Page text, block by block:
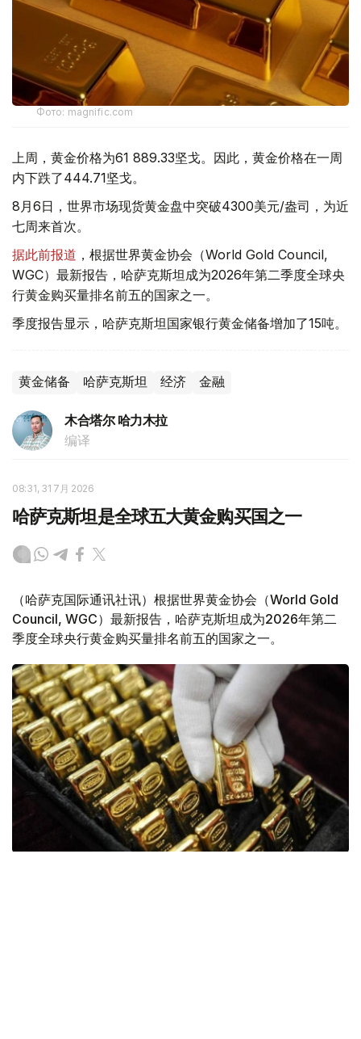
Фото: magnific.com
上周，黄金价格为61 889.33坚戈。因此，黄金价格在一周
内下跌了444.71坚戈。
8月6日，世界市场现货黄金盘中突破4300美元/盎司，为近
七周来首次。
据此前报道 ，根据世界黄金协会（World Gold Council,
WGC）最新报告，哈萨克斯坦成为2026年第二季度全球央
行黄金购买量排名前五的国家之一。
季度报告显示，哈萨克斯坦国家银行黄金储备增加了15吨。
黄金储备 哈萨克斯坦 经济 金融
木合塔尔 哈力木拉
编译
08:31, 31 7月 2026
哈萨克斯坦是全球五大黄金购买国之一
（哈萨克国际通讯社讯）根据世界黄金协会（World Gold
Council, WGC）最新报告，哈萨克斯坦成为2026年第二
季度全球央行黄金购买量排名前五的国家之一。